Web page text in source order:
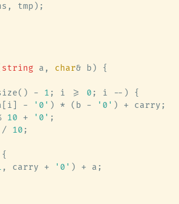
tmp);
string a, char& b)
{
- 1 ; i >= 0 ; i --) {
- '0' ) * (b - '0' ) + carry;
10 + '0' ;
/
10 ;
, carry + '0' ) + a;